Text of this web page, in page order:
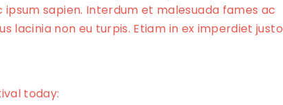
sapien. Interdum et malesuada fames ac
lacinia non eu turpis. Etiam in ex imperdiet justo
today: